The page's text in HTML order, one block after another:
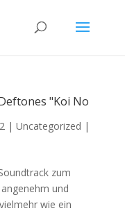
"Koi No
| Uncategorized |
zum
und
wie ein